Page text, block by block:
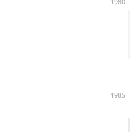
1980
1985